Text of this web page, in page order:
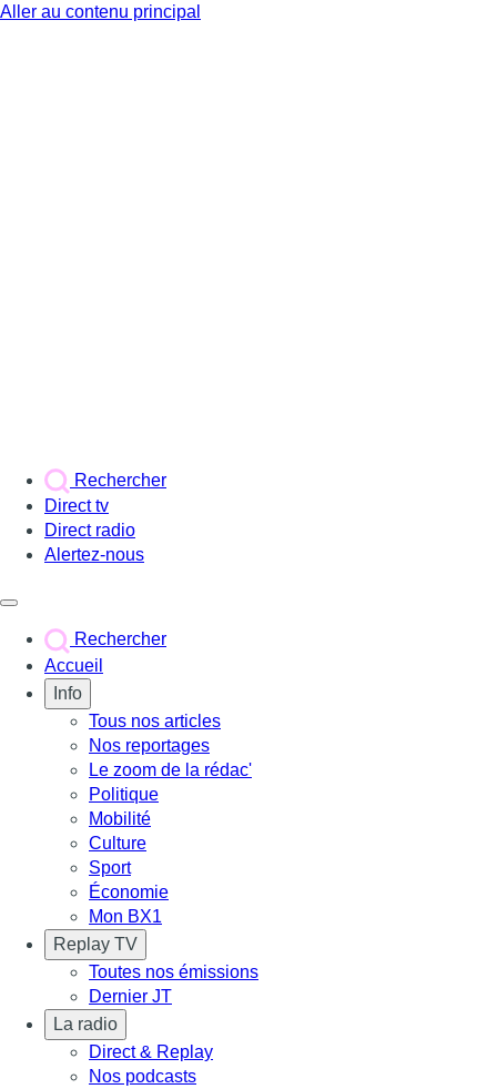
Aller au contenu principal
Rechercher
Direct tv
Direct radio
Alertez-nous
Rechercher
Accueil
Info
Tous nos articles
Nos reportages
Le zoom de la rédac'
Politique
Mobilité
Culture
Sport
Économie
Mon BX1
Replay TV
Toutes nos émissions
Dernier JT
La radio
Direct & Replay
Nos podcasts